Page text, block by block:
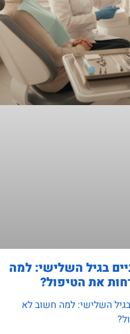
בגיל השלישי: למה
את הטיפול?
השלישי: למה חשוב לא